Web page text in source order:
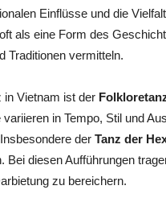
Einflüsse und die
als eine Form des
Traditionen vermitteln.
in Vietnam ist der
in Tempo, Stil und
der Tanz der
diesen Aufführungen
zu bereichern.